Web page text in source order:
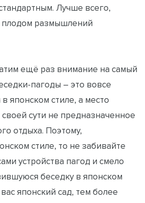
Лучше всего,
плодом размышлений
ещё раз внимание на самый
пагоды – это вовсе
японском стиле, а место
сути не предназначенное
отдыха. Поэтому,
стиле, то не забивайте
устройства пагод и смело
беседку в японском
японский сад, тем более